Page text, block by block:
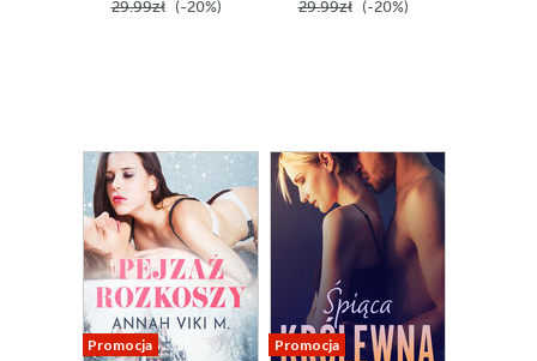
29.99zł (-20%) 29.99zł (-20%)
Promocja Promocja